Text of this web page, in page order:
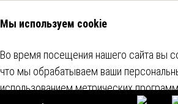
Мы используем cookie
Во время посещения нашего сайта вы
что мы обрабатываем ваши
использованием метрических